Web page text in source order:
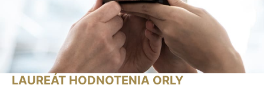
LAUREÁT HODNOTENIA ORLY